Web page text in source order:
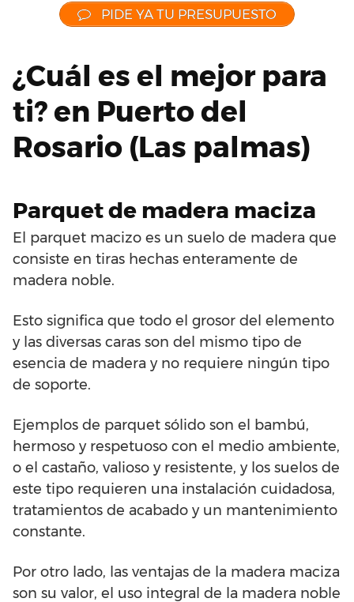
PIDE YA TU PRESUPUESTO
¿Cuál es el mejor para
ti? en Puerto del
Rosario (Las palmas)
Parquet de madera maciza
El parquet macizo es un suelo de madera que
consiste en tiras hechas enteramente de
madera noble.
Esto significa que todo el grosor del elemento
y las diversas caras son del mismo tipo de
esencia de madera y no requiere ningún tipo
de soporte.
Ejemplos de parquet sólido son el bambú,
hermoso y respetuoso con el medio ambiente,
o el castaño, valioso y resistente, y los suelos de
este tipo requieren una instalación cuidadosa,
tratamientos de acabado y un mantenimiento
constante.
Por otro lado, las ventajas de la madera maciza
son su valor, el uso integral de la madera noble